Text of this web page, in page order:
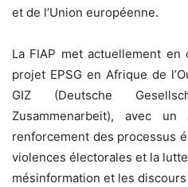
et de l’Union européenne.
La FIAP met actuellement
projet EPSG en Afrique de
GIZ (Deutsche
Zusammenarbeit), avec
renforcement des processus
violences électorales et la
mésinformation et les